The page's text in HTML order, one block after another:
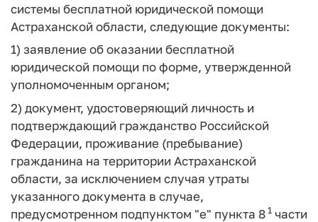
системы бесплатной юридической помощи
Астраханской области, следующие документы:
1) заявление об оказании бесплатной
юридической помощи по форме, утвержденной
уполномоченным органом;
2) документ, удостоверяющий личность и
подтверждающий гражданство Российской
Федерации, проживание (пребывание)
гражданина на территории Астраханской
области, за исключением случая утраты
указанного документа в случае,
предусмотренном подпунктом "е" пункта 8 1 части